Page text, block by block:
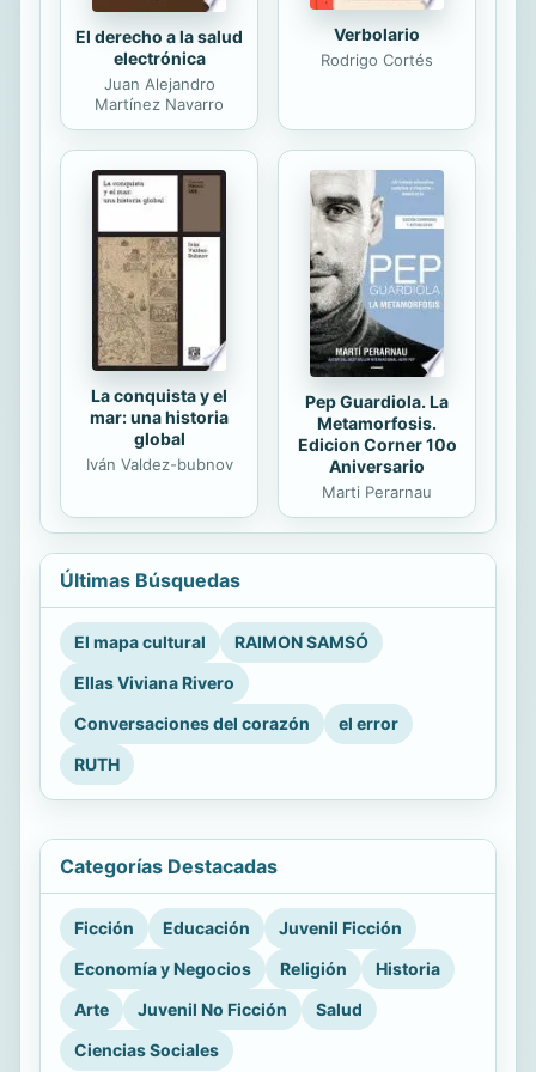
El derecho a la salud
electrónica
Juan Alejandro
Martínez Navarro
Verbolario
Rodrigo Cortés
La conquista y el
mar: una historia
global
Iván Valdez-bubnov
Pep Guardiola. La
Metamorfosis.
Edicion Corner 10o
Aniversario
Marti Perarnau
Últimas Búsquedas
El mapa cultural
RAIMON SAMSÓ
Ellas Viviana Rivero
Conversaciones del corazón
el error
RUTH
Categorías Destacadas
Ficción Educación
Juvenil Ficción
Economía y Negocios
Religión
Historia
Arte
Juvenil No Ficción
Salud
Ciencias Sociales